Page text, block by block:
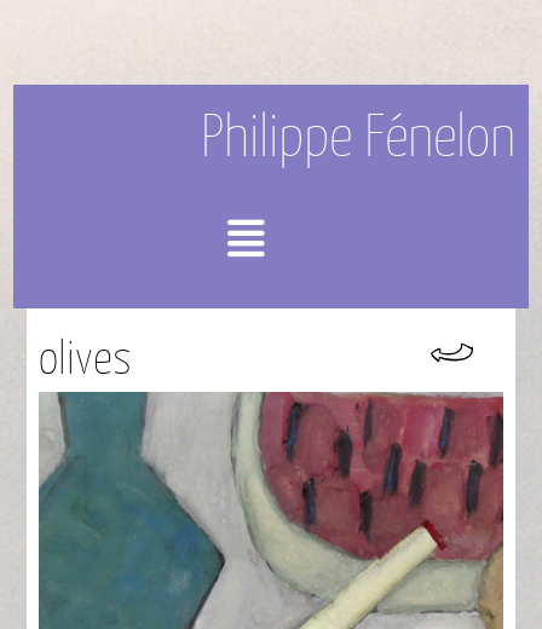
Philippe Fénelon
olives